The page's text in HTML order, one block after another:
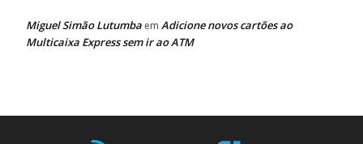
Miguel Simão Lutumba em Adicione novos cartões ao
Multicaixa Express sem ir ao ATM